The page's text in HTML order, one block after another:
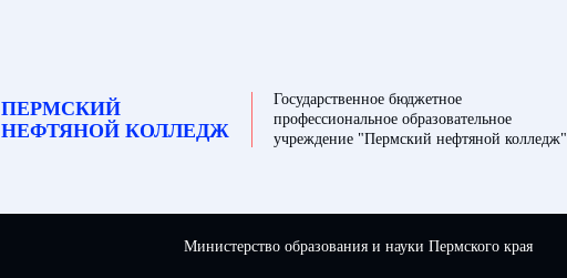
ПЕРМСКИЙ
НЕФТЯНОЙ КОЛЛЕДЖ
Государственное бюджетное
профессиональное образовательное
учреждение "Пермский нефтяной колледж"
Министерство образования и науки Пермского края